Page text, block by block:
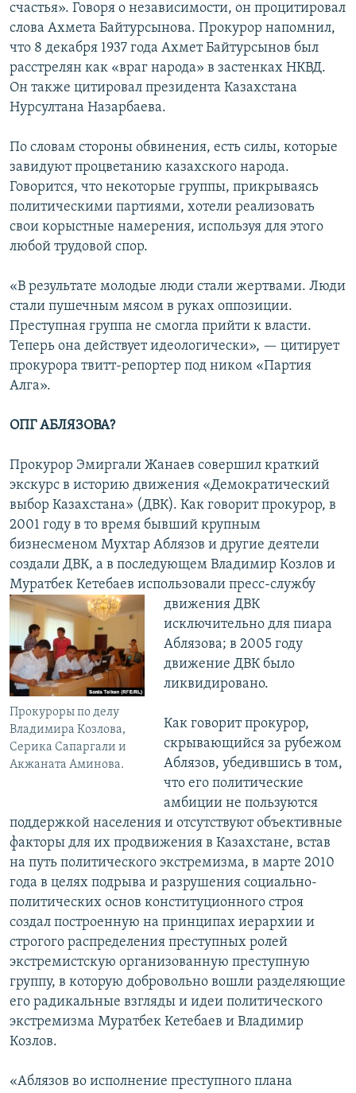
счастья». Говоря о независимости, он процитировал
слова Ахмета Байтурсынова. Прокурор напомнил,
что 8 декабря 1937 года Ахмет Байтурсынов был
расстрелян как «враг народа» в застенках НКВД.
Он также цитировал президента Казахстана
Нурсултана Назарбаева.
По словам стороны обвинения, есть силы, которые
завидуют процветанию казахского народа.
Говорится, что некоторые группы, прикрываясь
политическими партиями, хотели реализовать
свои корыстные намерения, используя для этого
любой трудовой спор.
«В результате молодые люди стали жертвами. Люди
стали пушечным мясом в руках оппозиции.
Преступная группа не смогла прийти к власти.
Теперь она действует идеологически», — цитирует
прокурора твитт-репортер под ником «Партия
Алга».
ОПГ АБЛЯЗОВА?
Прокурор Эмиргали Жанаев совершил краткий
экскурс в историю движения «Демократический
выбор Казахстана» (ДВК). Как говорит прокурор, в
2001 году в то время бывший крупным
бизнесменом Мухтар Аблязов и другие деятели
создали ДВК, а в последующем Владимир Козлов и
Муратбек Кетебаев использовали
Прокуроры по делу
Владимира Козлова,
Серика Сапаргали и
Акжаната Аминова.
пресс-службу
движения ДВК
исключительно для пиара
Аблязова; в 2005 году
движение ДВК было
ликвидировано.
Как говорит прокурор,
скрывающийся за рубежом
Аблязов, убедившись в том,
что его политические
амбиции не пользуются
поддержкой населения и отсутствуют объективные
факторы для их продвижения в Казахстане, встав
на путь политического экстремизма, в марте 2010
года в целях подрыва и разрушения социально-
политических основ конституционного строя
создал построенную на принципах иерархии и
строгого распределения преступных ролей
экстремистскую организованную преступную
группу, в которую добровольно вошли разделяющие
его радикальные взгляды и идеи политического
экстремизма Муратбек Кетебаев и Владимир
Козлов.
«Аблязов во исполнение преступного плана